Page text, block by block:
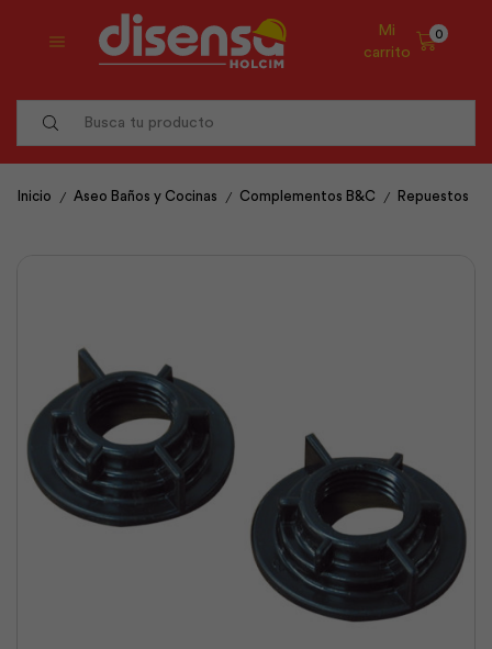
Mi
carrito
0
Inicio / Aseo Baños y Cocinas / Complementos B&C / Repuestos